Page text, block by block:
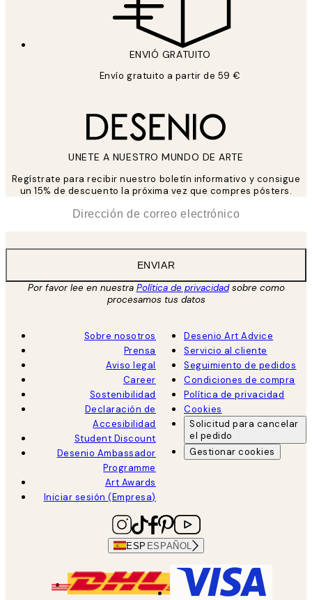
ENVIÓ GRATUITO
Envío gratuito a partir de 59 €
UNETE A NUESTRO MUNDO DE ARTE
Regístrate para recibir nuestro boletín informativo y consigue
un 15% de descuento la próxima vez que compres pósters.
ENVIAR
Por favor lee en nuestra Política de privacidadsobre como
procesamos tus datos
Sobre nosotros
Prensa
Aviso legal
Career
Sostenibilidad
Declaración de
Accesibilidad
Student Discount
Desenio Ambassador
Programme
Art Awards
Iniciar sesión (Empresa)
Desenio Art Advice
Servicio al cliente
Seguimiento de pedidos
Condiciones de compra
Política de privacidad
Cookies
Solicitud para cancelar
el pedido
Gestionar cookies
ESP ESPAÑOL